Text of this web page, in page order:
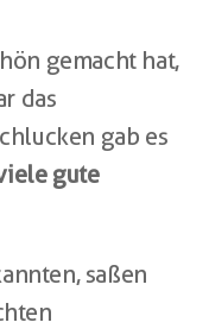
gemacht hat,
das
gab es
gute
saßen